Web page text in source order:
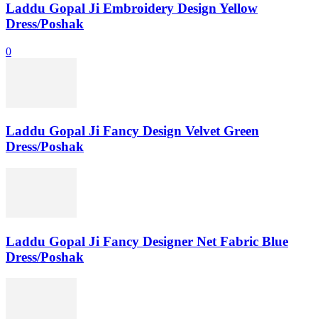
Laddu Gopal Ji Embroidery Design Yellow
Dress/Poshak
0
Laddu Gopal Ji Fancy Design Velvet Green
Dress/Poshak
Laddu Gopal Ji Fancy Designer Net Fabric Blue
Dress/Poshak